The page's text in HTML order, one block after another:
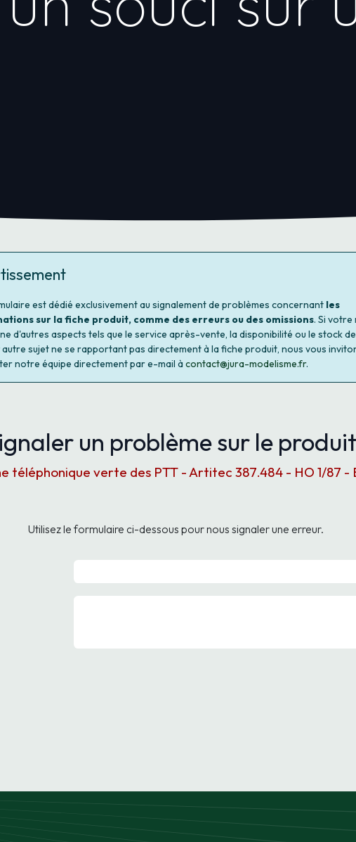
est dédié exclusivement au signalement de problèmes concernant les
sur la fiche produit, comme des erreurs ou des omissions. Si votre
d'autres aspects tels que le service après-vente, la disponibilité ou le stock
sujet ne se rapportant pas directement à la fiche produit, nous vous
notre équipe directement par e-mail à contact@jura-modelisme.fr.
un problème sur le
téléphonique verte des PTT - Artitec 387.484 - HO 1/87 -
Utilisez le formulaire ci-dessous pour nous signaler une erreur.